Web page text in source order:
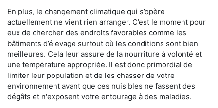
En plus, le changement climatique qui s’opère
actuellement ne vient rien arranger. C’est le moment pour
eux de chercher des endroits favorables comme les
bâtiments d’élevage surtout où les conditions sont bien
meilleures. Cela leur assure de la nourriture à volonté et
une température appropriée. Il est donc primordial de
limiter leur population et de les chasser de votre
environnement avant que ces nuisibles ne fassent des
dégâts et n'exposent votre entourage à des maladies.